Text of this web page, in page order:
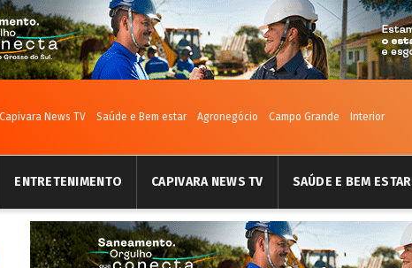
Capivara News TV Saúde e Bem estar Agronegócio Campo Grande Interior
ENTRETENIMENTO CAPIVARA NEWS TV SAÚDE E BEM ESTAR